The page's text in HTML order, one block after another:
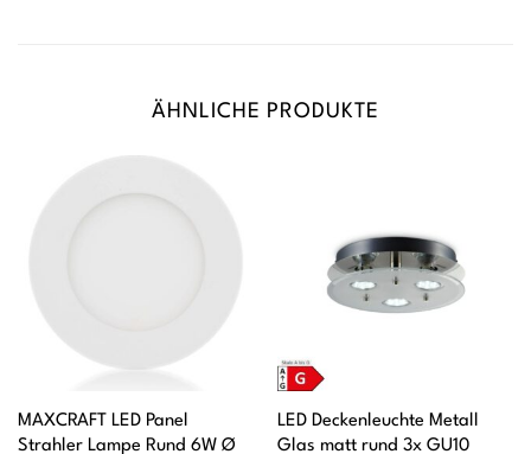
ÄHNLICHE PRODUKTE
MAXCRAFT LED Panel
Strahler Lampe Rund 6W Ø
LED Deckenleuchte Metall
Glas matt rund 3x GU10